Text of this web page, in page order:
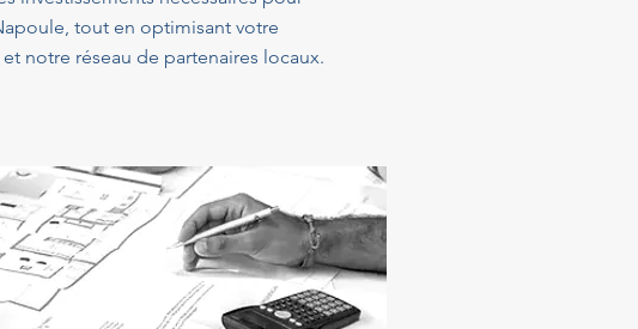
tout en optimisant votre
notre réseau de partenaires locaux.